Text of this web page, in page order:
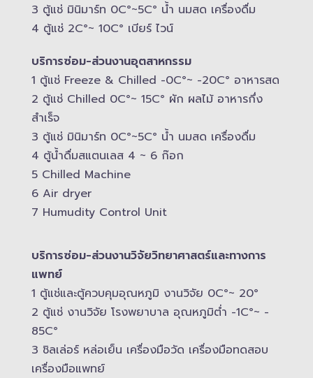
3 ตู้แช่​ มินิมาร์ท 0C°~5C° น้ำ นมสด เครื่องดื่ม
4 ตู้แช่ 2C°~ 10​C° เบียร์ ไวน์
บริการซ่อม-​ส่วนงานอุตสาหกรรม
1 ตู้แช่ Freeze &​ Chilled -​0C°~ -​20C° อาหารสด
2 ตู้แช่ Chilled​ 0C°~ 15C° ผัก ผลไม้ อาหารกึ่ง
สำเร็จ
3 ตู้แช่​ มินิมาร์ท 0C°~5C° น้ำ นมสด เครื่องดื่ม
4 ตู้น้ำดื่มสแตนเลส​ 4 ~ 6 ก๊อก
5 Chilled Mac​hine
6 Air dryer
7 Humudity Control Unit
บริการซ่อม-​ส่วนงานวิจัยวิทยาศาสตร์และทางการ
แพทย์
1 ตู้แช่และตู้ควบคุม​อุณหภูมิ​ งานวิจัย 0C°~ 20°
2 ตู้แช่ งานวิจัย โรงพยาบาล อุณหภูมิ​ต่ำ -​1C°~ -​
85C°
3 ชิลเล่อร์ หล่อเย็น เครื่องมือวัด เครื่องมือทดสอบ
เครื่องมือแพทย์